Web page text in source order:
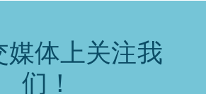
媒体上关注我
们！